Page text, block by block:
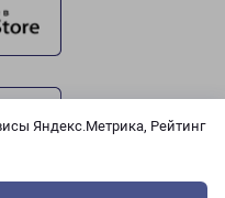
Яндекс.Метрика, Рейтинг